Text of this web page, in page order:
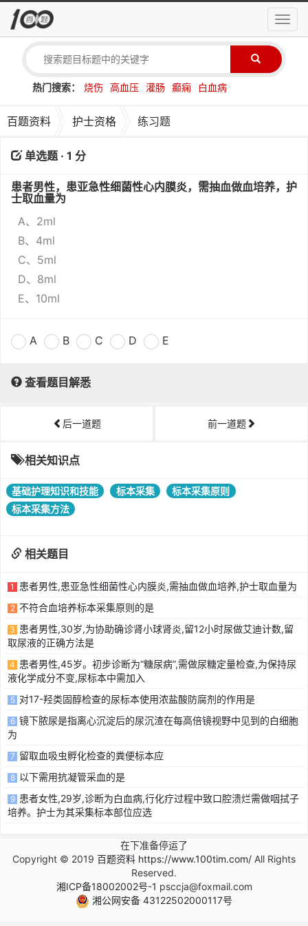
导
航
热门搜索： 烧伤 高血压 灌肠 癫痫 白血病
百题资料 护士资格 练习题
单选题 · 1 分
患者男性，患亚急性细菌性心内膜炎，需抽血做血培养，护
士取血量为
A、2ml
B、4ml
C、5ml
D、8ml
E、10ml
A B C D E
查看题目解悉
后一道题 前一道题
相关知识点
基础护理知识和技能 标本采集
标本采集原则
标本采集方法
相关题目
1 患者男性,患亚急性细菌性心内膜炎,需抽血做血培养,护士取血量为
2 不符合血培养标本采集原则的是
3 患者男性,30岁,为协助确诊肾小球肾炎,留12小时尿做艾迪计数,留
取尿液的正确方法是
4 患者男性,45岁。初步诊断为“糖尿病”,需做尿糖定量检查,为保持尿
液化学成分不变,尿标本中需加入
5 对17-羟类固醇检查的尿标本使用浓盐酸防腐剂的作用是
6 镜下脓尿是指离心沉淀后的尿沉渣在每高倍镜视野中见到的白细胞
为
7 留取血吸虫孵化检查的粪便标本应
8 以下需用抗凝管采血的是
9 患者女性,29岁,诊断为白血病,行化疗过程中致口腔溃烂需做咽拭子
培养。护士为其采集标本部位应选
在下准备停运了
Copyright © 2019 百题资料 https://www.100tim.com/ All Rights
Reserved.
湘ICP备18002002号-1 psccja@foxmail.com
湘公网安备 43122502000117号